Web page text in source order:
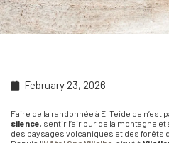
February 23, 2026
Faire de la randonnée à El Teide ce n’est
silence, sentir l’air pur de la montagne
des paysages volcaniques et des forêts